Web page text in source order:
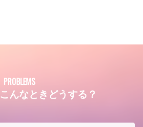
こんなときどうする？